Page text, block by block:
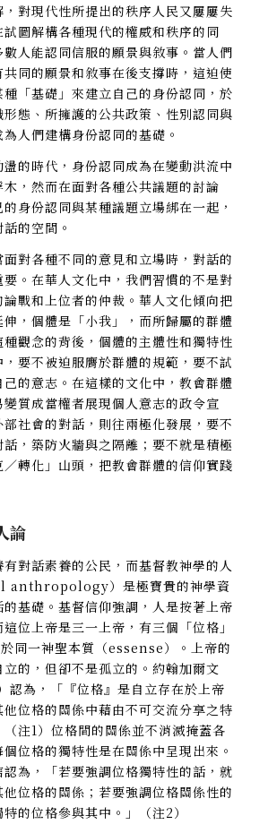
對現代性所提出的秩序人民又屢屢失
圖解構各種現代的權威和秩序的同
人能認同信服的願景與敘事。當人們
同的願景和敘事在後支撐時，這迫使
種「基礎」來建立自己的身份認同，於
態、所擁護的公共政策、性別認同與
人們建構身份認同的基礎。
的時代，身份認同成為在變動洪流中
木，然而在面對各種公共議題的討論
身份認同與某種議題立場綁在一起，
的空間。
對各種不同的意見和立場時，對話的
。在華人文化中，我們習慣的不是對
戰和上位者的仲裁。華人文化傾向把
，個體是「小我」，而所歸屬的群體
觀念的背後，個體的主體性和獨特性
要不被迫服膺於群體的規範，要不試
的意志。在這樣的文化中，教會群體
變質成當權者展現個人意志的政令宣
社會的對話，則往兩極化發展，要不
，築防火牆與之隔離；要不就是積極
／轉化」山頭，把教會群體的信仰實踐
論
對話素養的公民，而基督教神學的人
）是極寶貴的神學資
基礎。基督信仰強調，人是按著上帝
位上帝是三一上帝，有三個「位格」
同一神聖本質（essense）。上帝的
的，但卻不是孤立的。約翰加爾文
為，「『位格』是自立存在於上帝
位格的關係中藉由不可交流分享之特
注1）位格間的關係並不消滅掩蓋各
位格的獨特性是在關係中呈現出來。
為，「若要強調位格獨特性的話，就
位格的關係；若要強調位格關係性的
的位格參與其中。」（注2）